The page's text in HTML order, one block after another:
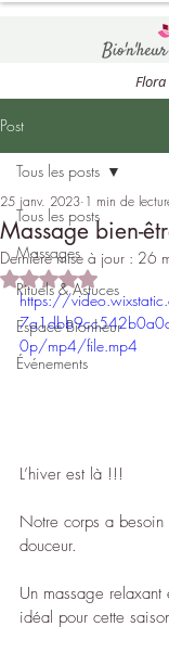
Post
Tous les posts
Massages
Rituels & Astuces
Espace Bionheur
Événements
Tous les posts
Massage bien-
25 janv. 2023 1 min de
Dernière mise à jour : 26
Noté NaN étoiles
https://
0p/mp4/file.mp4
L’hiver est là !!!
Notre corps a
douceur.
Un massage relaxant
idéal pour cette